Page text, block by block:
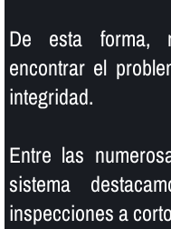
De esta forma,
encontrar el
integridad.
Entre las
sistema
inspecciones a